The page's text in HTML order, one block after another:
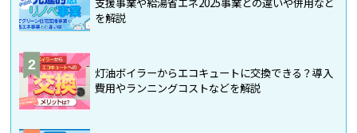
を解説
2
灯油ボイラーからエコキュートに交換できる？導入
費用やランニングコストなどを解説